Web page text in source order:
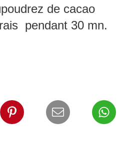
de cacao
pendant 30 mn.